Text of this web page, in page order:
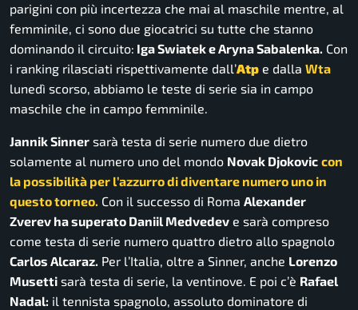
parigini con più incertezza che mai al maschile mentre, al
femminile, ci sono due giocatrici su tutte che stanno
dominando il circuito: Iga Swiatek e Aryna Sabalenka. Con
i ranking rilasciati rispettivamente dall’Atp e dalla Wta
lunedì scorso, abbiamo le teste di serie sia in campo
maschile che in campo femminile.
Jannik Sinner sarà testa di serie numero due dietro
solamente al numero uno del mondo Novak Djokovic con
la possibilità per l’azzurro di diventare numero uno in
questo torneo. Con il successo di Roma Alexander
Zverev ha superato Daniil Medvedev e sarà compreso
come testa di serie numero quattro dietro allo spagnolo
Carlos Alcaraz. Per l’Italia, oltre a Sinner, anche Lorenzo
Musetti sarà testa di serie, la ventinove. E poi c’è Rafael
Nadal: il tennista spagnolo, assoluto dominatore di